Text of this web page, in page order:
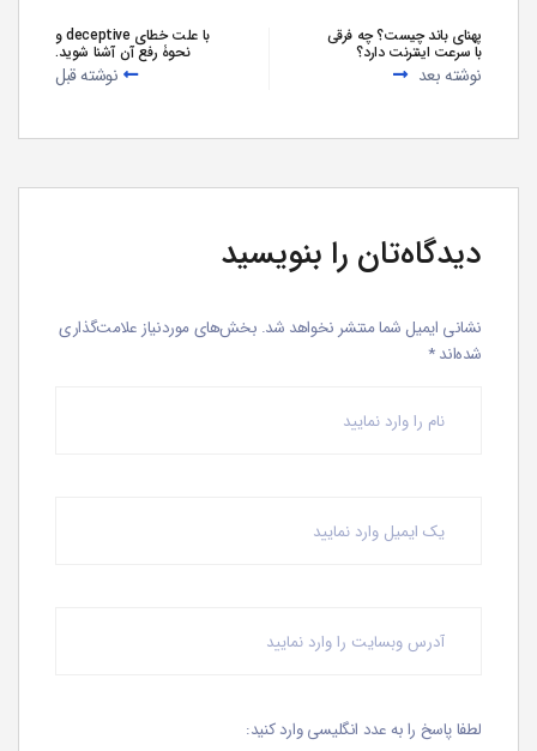
با علت خطای deceptive و
نحوۀ رفع آن آشنا شوید.
نوشته قبل
پهنای باند چیست؟ چه فرقی
با سرعت اینترنت دارد؟
نوشته بعد
دیدگاه‌تان را بنویسید
نشانی ایمیل شما منتشر نخواهد شد. بخش‌های موردنیاز علامت‌گذاری
شده‌اند*
لطفا پاسخ را به عدد انگلیسی وارد کنید: